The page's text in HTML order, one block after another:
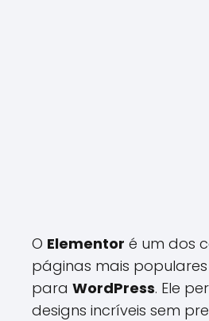
O Elementor é um dos
páginas mais
para WordPress. Ele
designs incríveis sem